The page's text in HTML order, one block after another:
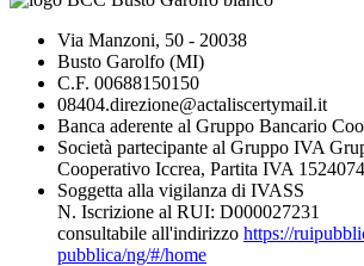
Via Manzoni, 50 - 20038
Busto Garolfo (MI)
C.F. 00688150150
08404.direzione@actaliscertymail.it
Banca aderente al Gruppo Bancario
Società partecipante al Gruppo IVA
Cooperativo Iccrea, Partita IVA
Soggetta alla vigilanza di IVASS
N. Iscrizione al RUI: D000027231
consultabile all'indirizzo https://
pubblica/ng/#/home